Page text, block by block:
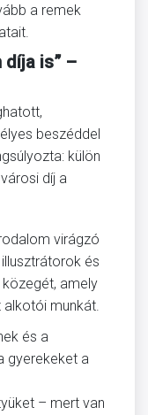
a remek
díja is” –
beszéddel
külön
díj a
virágzó
és
amely
munkát.
és a
gyerekeket a
– mert van